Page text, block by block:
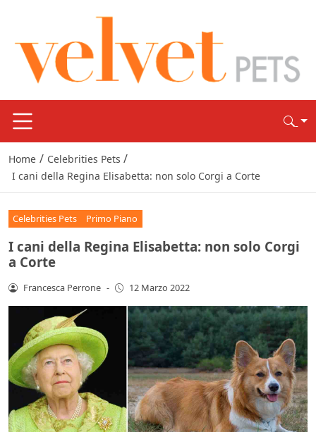
Home / Celebrities Pets /
I cani della Regina Elisabetta: non solo Corgi a Corte
Celebrities Pets Primo Piano
I cani della Regina Elisabetta: non solo Corgi
a Corte
Francesca Perrone - 12 Marzo 2022